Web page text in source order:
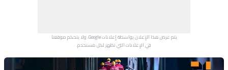
يتم عرض هذا الإعلان بواسطة إعلانات Google، ولا يتحكم موقعنا
في الإعلانات التي تظهر لكل مستخدم.
Advertisement Section